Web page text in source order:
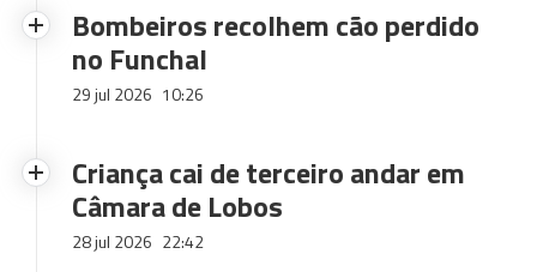
Bombeiros recolhem cão perdido
no Funchal
29 jul 2026 10:26
Criança cai de terceiro andar em
Câmara de Lobos
28 jul 2026 22:42